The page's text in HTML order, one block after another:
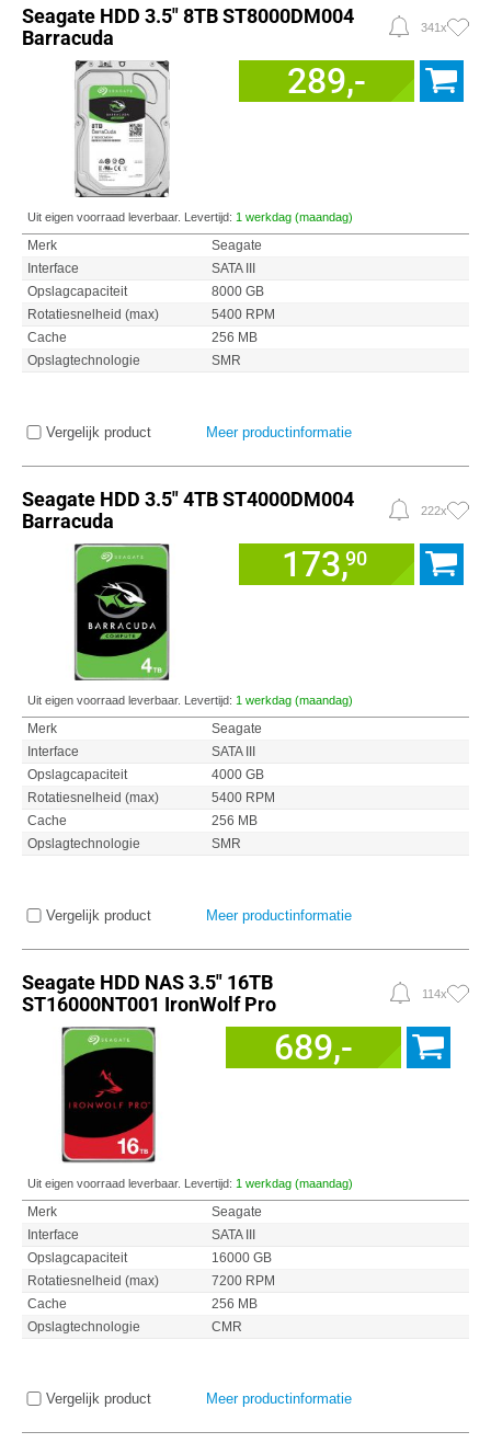
Seagate HDD 3.5" 8TB ST8000DM004
Barracuda
341x
289,-
Uit eigen voorraad leverbaar. Levertijd: 1 werkdag (maandag)
Merk
Seagate
Interface
SATA III
Opslagcapaciteit
8000 GB
Rotatiesnelheid (max)
5400 RPM
Cache
256 MB
Opslagtechnologie
SMR
Vergelijk product Meer productinformatie
Seagate HDD 3.5" 4TB ST4000DM004
Barracuda
222x
173,90
Uit eigen voorraad leverbaar. Levertijd: 1 werkdag (maandag)
Merk
Seagate
Interface
SATA III
Opslagcapaciteit
4000 GB
Rotatiesnelheid (max)
5400 RPM
Cache
256 MB
Opslagtechnologie
SMR
Vergelijk product Meer productinformatie
Seagate HDD NAS 3.5" 16TB
ST16000NT001 IronWolf Pro
114x
689,-
Uit eigen voorraad leverbaar. Levertijd: 1 werkdag (maandag)
Merk
Seagate
Interface
SATA III
Opslagcapaciteit
16000 GB
Rotatiesnelheid (max)
7200 RPM
Cache
256 MB
Opslagtechnologie
CMR
Vergelijk product Meer productinformatie